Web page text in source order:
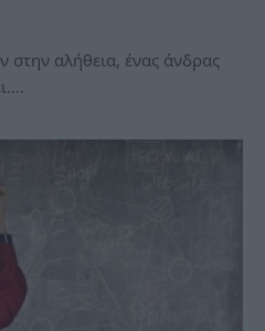
στην αλήθεια, ένας άνδρας